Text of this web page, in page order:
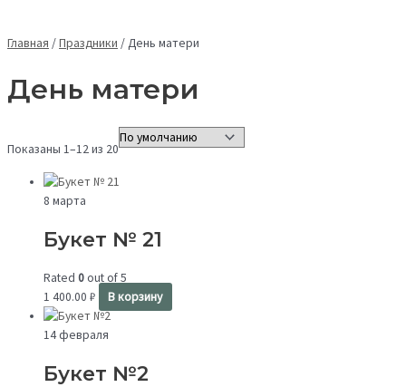
Главная /Праздники /День матери
День матери
Показаны 1–12 из 20
8 марта
Букет № 21
Rated 0out of 5
1 400.00 ₽ В корзину
14 февраля
Букет №2